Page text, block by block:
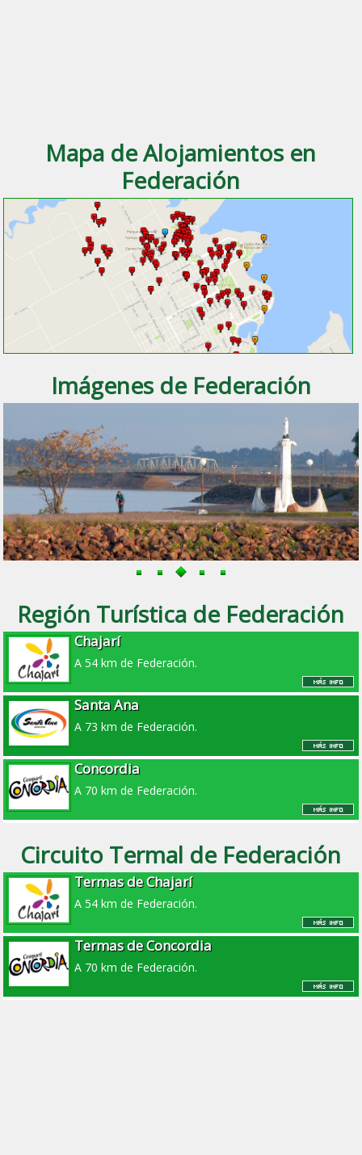
Mapa de Alojamientos en
Federación
Imágenes de Federación
Región Turística de Federación
Chajarí
A 54 km de Federación.
Santa Ana
A 73 km de Federación.
Concordia
A 70 km de Federación.
Circuito Termal de Federación
Termas de Chajarí
A 54 km de Federación.
Termas de Concordia
A 70 km de Federación.